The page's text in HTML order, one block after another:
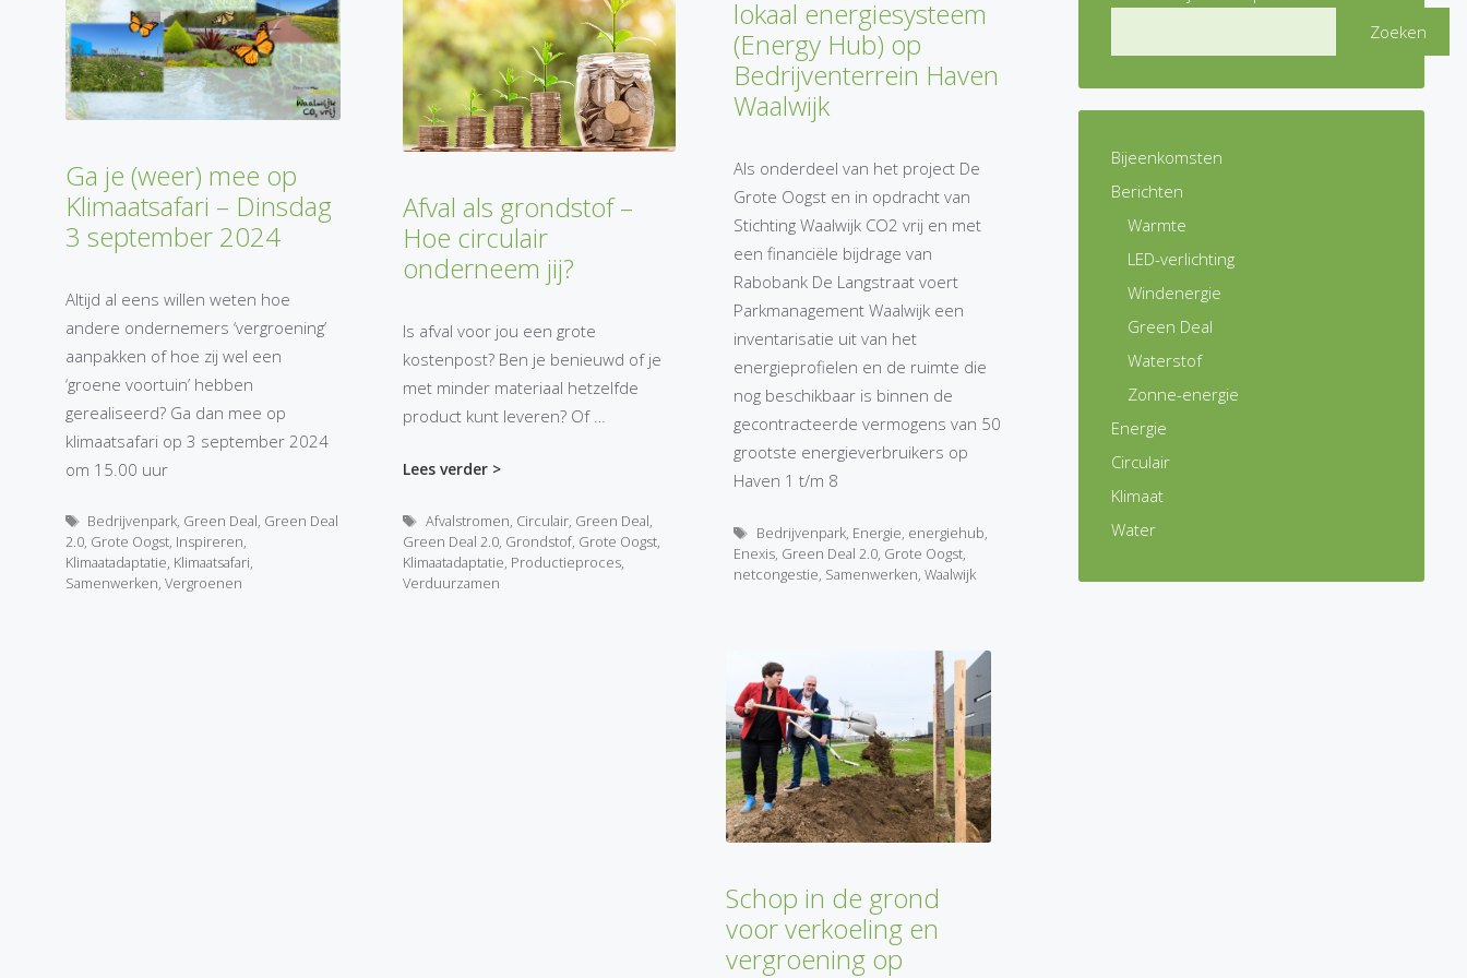
Ga je (weer) mee op
Klimaatsafari – Dinsdag
3 september 2024
Altijd al eens willen weten hoe
andere ondernemers ‘vergroening’
aanpakken of hoe zij wel een
‘groene voortuin’ hebben
gerealiseerd? Ga dan mee op
klimaatsafari op 3 september 2024
om 15.00 uur
Tags
Bedrijvenpark, Green Deal, Green Deal
2.0, Grote Oogst, Inspireren,
Klimaatadaptatie, Klimaatsafari,
Samenwerken, Vergroenen
Afval als grondstof –
Hoe circulair
onderneem jij?
Is afval voor jou een grote
kostenpost? Ben je benieuwd of je
met minder materiaal hetzelfde
product kunt leveren? Of …
Lees verder >
Tags
Afvalstromen, Circulair, Green Deal,
Green Deal 2.0, Grondstof, Grote Oogst,
Klimaatadaptatie, Productieproces,
Verduurzamen
lokaal energiesysteem
(Energy Hub) op
Bedrijventerrein Haven
Waalwijk
Als onderdeel van het project De
Grote Oogst en in opdracht van
Stichting Waalwijk CO2 vrij en met
een financiële bijdrage van
Rabobank De Langstraat voert
Parkmanagement Waalwijk een
inventarisatie uit van het
energieprofielen en de ruimte die
nog beschikbaar is binnen de
gecontracteerde vermogens van 50
grootste energieverbruikers op
Haven 1 t/m 8
Tags
Bedrijvenpark, Energie energiehub
Enexis, Green Deal 2.0, Grote Oogst,
netcongestie Samenwerken Waalwijk
Schop in de grond
voor verkoeling en
vergroening op
Zoeken
Bijeenkomsten
Berichten
Warmte
LED-verlichting
Windenergie
Green Deal
Waterstof
Zonne-energie
Energie
Circulair
Klimaat
Water